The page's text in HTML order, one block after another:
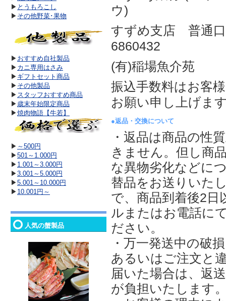
▶ とうもろこし
▶ その他野菜･果物
▶ おすすめ自社製品
▶ カニ専用はさみ
▶ ギフトセット商品
▶ その他製品
▶ スタッフおすすめ商品
▶ 歳末年始限定商品
▶焼肉物語【牛若】
▶ ～500円
▶501～1.000円
▶ 1.001～3.000円
▶3.001～5.000円
▶5.001～10.000円
▶ 10.001円～
人気の蟹製品
ウ)
すずめ支店 普通
6860432
(有)稲場魚介苑
振込手数料はお客
お願い申し上げま
●返品・交換について
・返品は商品の性
きません。但し商
な異物劣化などに
替品をお送りいた
で、商品到着後2日
ルまたはお電話に
ださい。
・万一発送中の破
あるいはご注文と
届いた場合は、返
が負担いたします